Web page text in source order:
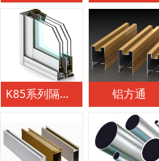
K85系列隔热节能推拉窗 铝方通